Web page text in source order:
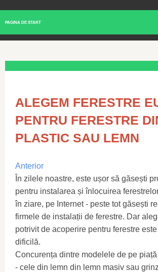
PAGINA DE START
ALEGEM FERESTRE
PENTRU FERESTRE
PLASTIC SAU LEMN
Anterior
În zilele noastre, este ușor să găsești
pentru instalarea și înlocuirea
în ziare, pe Internet - peste tot găsești
firmele de instalații de ferestre. Dar
potrivit de acoperire pentru ferestre
dificilă.
Concurența dintre modelele de pe
- cele din lemn din lemn masiv sau